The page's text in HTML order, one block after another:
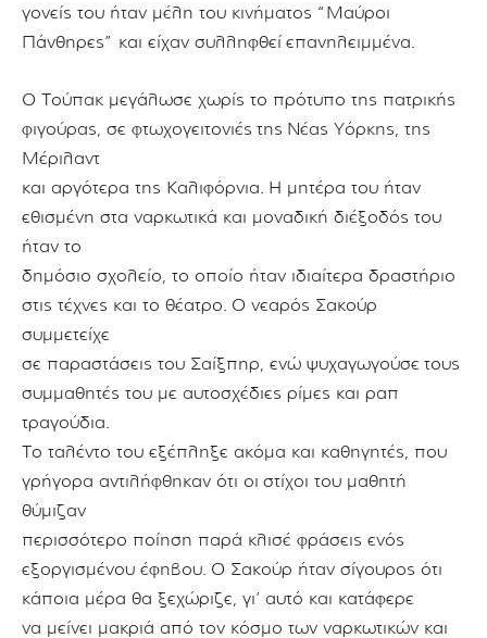
γονείς του ήταν μέλη του κινήματος “Μαύροι
Πάνθηρες” και είχαν συλληφθεί επανηλειμμένα.
Ο Τούπακ μεγάλωσε χωρίς το πρότυπο της πατρικής
φιγούρας, σε φτωχογειτονιές της Νέας Υόρκης, της
Μέριλαντ
και αργότερα της Καλιφόρνια.
Η μητέρα του ήταν
εθισμένη στα ναρκωτικά και μοναδική διέξοδός του
ήταν το
δημόσιο σχολείο, το οποίο ήταν ιδιαίτερα δραστήριο
στις τέχνες και το θέατρο. Ο νεαρός Σακούρ
συμμετείχε
σε παραστάσεις του Σαίξπηρ, ενώ ψυχαγωγούσε τους
συμμαθητές του με αυτοσχέδιες ρίμες και ραπ
τραγούδια.
Το ταλέντο του εξέπληξε ακόμα και καθηγητές, που
γρήγορα αντιλήφθηκαν ότι οι στίχοι του μαθητή
θύμιζαν
περισσότερο ποίηση παρά κλισέ φράσεις ενός
εξοργισμένου έφηβου. Ο Σακούρ ήταν σίγουρος ότι
κάποια μέρα θα ξεχώριζε, γι’ αυτό και κατάφερε
να μείνει μακριά από τον κόσμο των ναρκωτικών και